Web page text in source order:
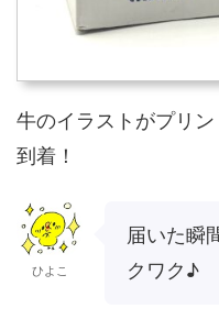
牛のイラストがプリ
到着！
ひよこ
届いた瞬
クワク♪